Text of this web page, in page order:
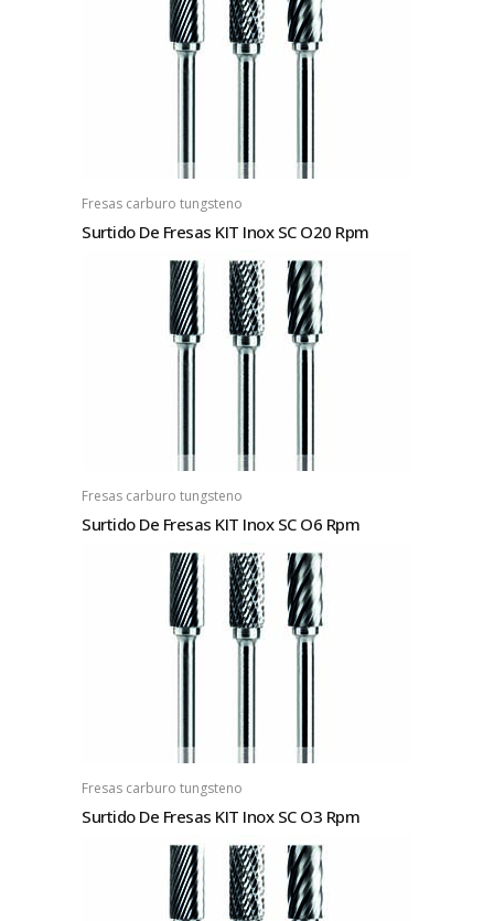
Fresas carburo tungsteno
Surtido De Fresas KIT Inox SC O20 Rpm
Fresas carburo tungsteno
Surtido De Fresas KIT Inox SC O6 Rpm
Fresas carburo tungsteno
Surtido De Fresas KIT Inox SC O3 Rpm